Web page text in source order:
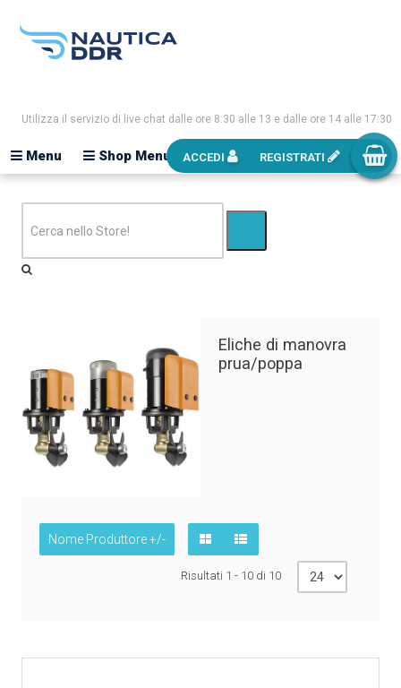
Utilizza il servizio di live chat dalle ore 8:30 alle 13 e dalle ore 14 alle 17:30
Shop Menu
Menu ACCEDI REGISTRATI
Eliche di manovra
prua/poppa
Nome Produttore +/-
Risultati 1 - 10 di 10